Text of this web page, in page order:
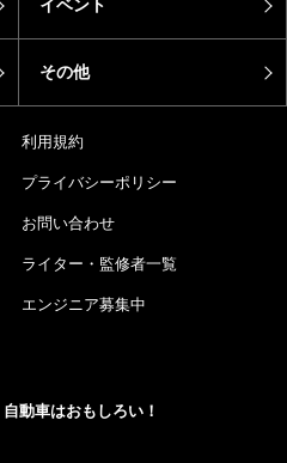
イベント
その他
利用規約
プライバシーポリシー
お問い合わせ
ライター・監修者一覧
エンジニア募集中
動車はおもしろい！